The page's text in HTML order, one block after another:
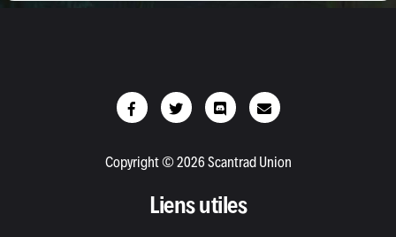
Copyright © 2026 Scantrad Union
Liens utiles